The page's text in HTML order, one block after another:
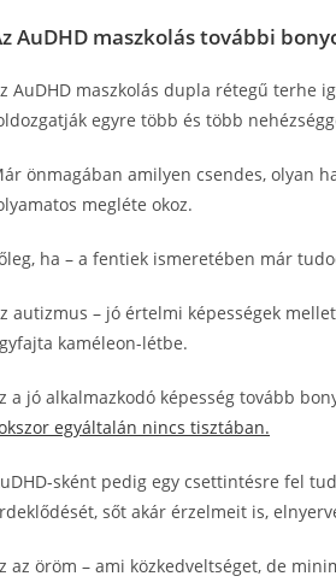
AuDHD maszkolás további
AuDHD maszkolás dupla rétegű terhe
egyre több és több
önmagában amilyen csendes, olyan
megléte okoz.
ha – a fentiek ismeretében már
autizmus – jó értelmi képességek
kaméleon-létbe.
a jó alkalmazkodó képesség tovább
egyáltalán nincs tisztában.
sként pedig egy csettintésre fel
sőt akár érzelmeit is,
az öröm – ami közkedveltséget, de